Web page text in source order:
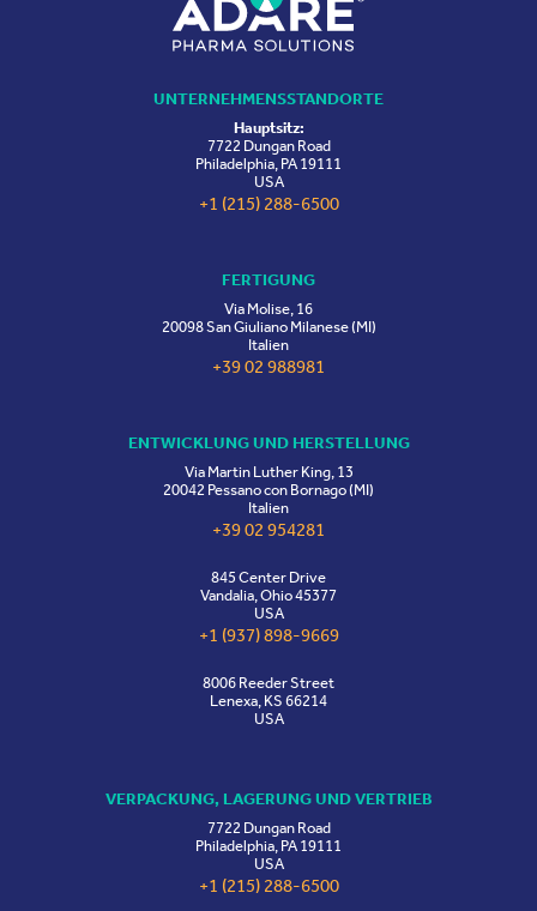
UNTERNEHMENSSTANDORTE
Hauptsitz:
7722 Dungan Road
Philadelphia, PA 19111
USA
+1 (215) 288-6500
FERTIGUNG
Via Molise, 16
20098 San Giuliano Milanese (MI)
Italien
+39 02 988981
ENTWICKLUNG UND HERSTELLUNG
Via Martin Luther King, 13
20042 Pessano con Bornago (MI)
Italien
+39 02 954281
845 Center Drive
Vandalia, Ohio 45377
USA
+1 (937) 898-9669
8006 Reeder Street
Lenexa, KS 66214
USA
VERPACKUNG, LAGERUNG UND VERTRIEB
7722 Dungan Road
Philadelphia, PA 19111
USA
+1 (215) 288-6500